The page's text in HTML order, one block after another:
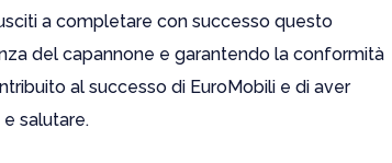
a completare con successo questo
del capannone e garantendo la conformità
al successo di EuroMobili e di aver
salutare.